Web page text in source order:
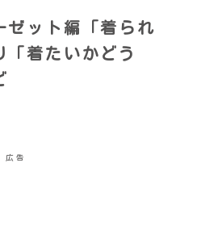
ゼット編「着られ
「着たいかどう
広告